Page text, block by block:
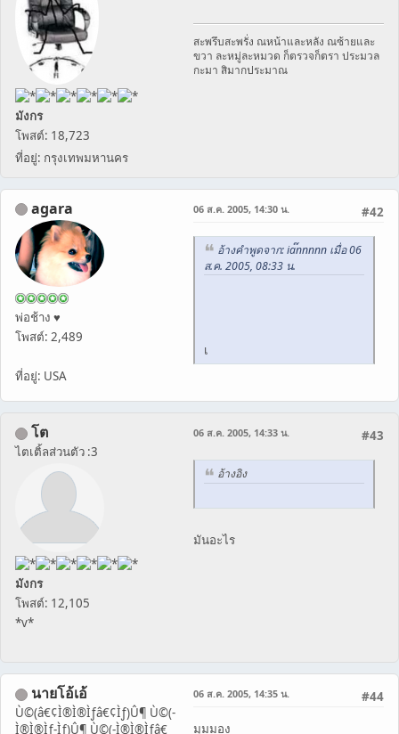
มังกร
โพสต์: 18,723
ที่อยู่: กรุงเทพมหานคร
สะพรึบสะพรั่ง ณหน้าและหลัง ณซ้ายและ
ขวา ละหมู่ละหมวด ก็ตรวจก็ตรา ประมวล
กะมา สิมากประมาณ
agara
พ่อช้าง ♥
โพสต์: 2,489
ที่อยู่: USA
#42
06 ส.ค. 2005, 14:30 น.
อ้างคำพูดจาก: ia๊nnnnn เมื่อ 06
ส.ค. 2005, 08:33 น.
เ
โต
ไตเติ้ลส่วนตัว :3
มังกร
โพสต์: 12,105
*v*
#43
06 ส.ค. 2005, 14:33 น.
อ้างอิง
มันอะไร
นายโอ้เอ้
Ù©(â€¢Ì®Ì®Ìƒâ€¢Ìƒ)Û¶ Ù©(-
Ì®Ì®Ìƒ-Ìƒ)Û¶ Ù©(-Ì®Ì®Ìƒâ€
#44
06 ส.ค. 2005, 14:35 น.
มุมมอง